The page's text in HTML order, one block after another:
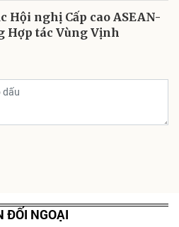
Hội nghị Cấp cao ASEAN-
Hợp tác Vùng Vịnh
ĐỐI NGOẠI